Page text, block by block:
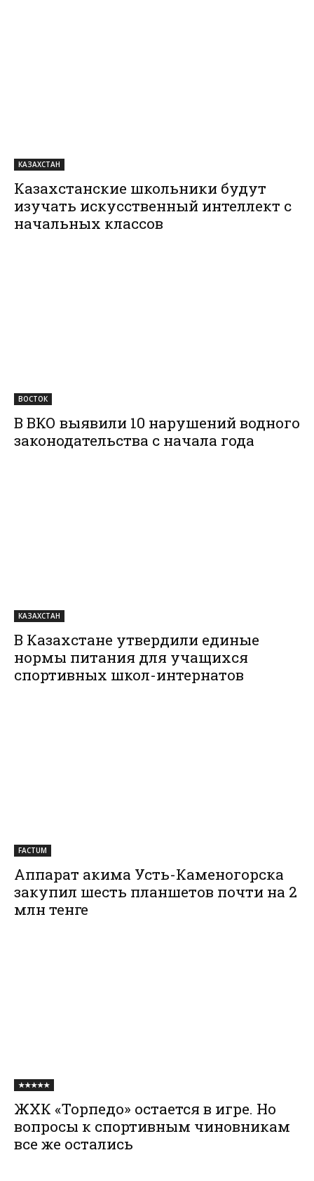
КАЗАХСТАН
Казахстанские школьники будут
изучать искусственный интеллект с
начальных классов
ВОСТОК
В ВКО выявили 10 нарушений водного
законодательства с начала года
КАЗАХСТАН
В Казахстане утвердили единые
нормы питания для учащихся
спортивных школ-интернатов
FACTUM
Аппарат акима Усть-Каменогорска
закупил шесть планшетов почти на 2
млн тенге
★★★★★
ЖХК «Торпедо» остается в игре. Но
вопросы к спортивным чиновникам
все же остались